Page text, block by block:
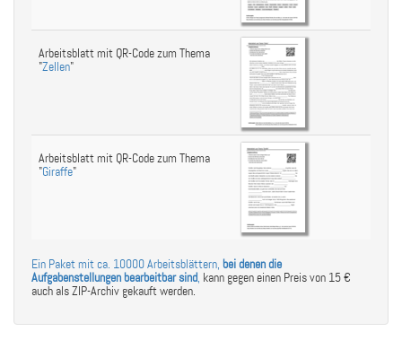
Arbeitsblatt mit QR-Code zum Thema
"Zellen"
Arbeitsblatt mit QR-Code zum Thema
"Giraffe"
Ein Paket mit ca. 10000 Arbeitsblättern, bei denen die
Aufgabenstellungen bearbeitbar sind, kann gegen einen Preis von 15 €
auch als ZIP-Archiv gekauft werden.